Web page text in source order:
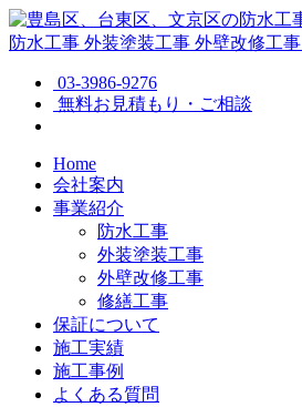
防水工事 外装塗装工事 外壁改修工事
03-3986-9276
無料お見積もり・ご相談
Home
会社案内
事業紹介
防水工事
外装塗装工事
外壁改修工事
修繕工事
保証について
施工実績
施工事例
よくある質問